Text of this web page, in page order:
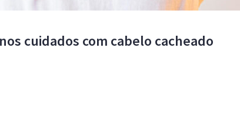
cuidados com cabelo cacheado